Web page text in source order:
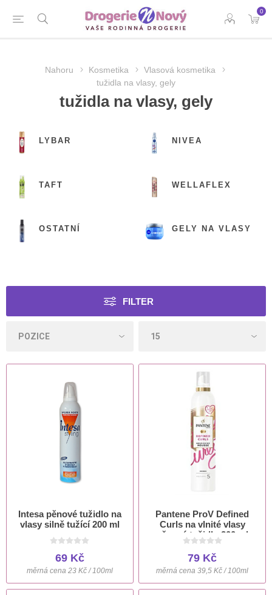
0
Nahoru Kosmetika
Vlasová kosmetika
tužidla na vlasy, gely
tužidla na vlasy, gely
LYBAR NIVEA
TAFT WELLAFLEX
OSTATNÍ GELY NA VLASY
FILTER
Intesa pěnové tužidlo na
vlasy silně tužící 200 ml
69 Kč
měrná cena 23 Kč / 100ml
Pantene ProV Defined
Curls na vlnité vlasy
pěnové tužidlo 200 ml
79 Kč
měrná cena 39,5 Kč / 100ml